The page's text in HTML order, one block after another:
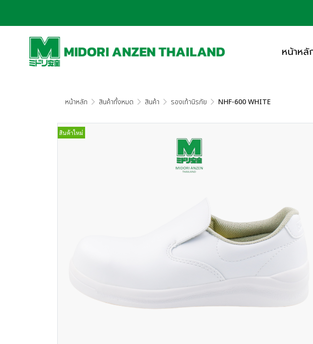
หน้าหลั
หน้าหลัก สินค้าทั้งหมด สินค้า รองเท้านิรภัย NHF-600 WHITE
สินค้าใหม่